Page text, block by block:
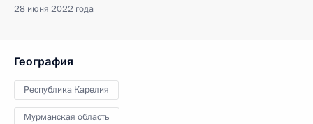
28 июня 2022 года
География
Республика Карелия
Мурманская область